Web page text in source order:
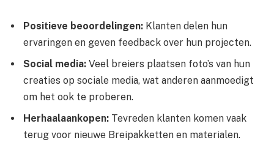
Positieve beoordelingen: Klanten delen hun
ervaringen en geven feedback over hun projecten.
Social media: Veel breiers plaatsen foto’s van hun
creaties op sociale media, wat anderen aanmoedigt
om het ook te proberen.
Herhaalaankopen: Tevreden klanten komen vaak
terug voor nieuwe Breipakketten en materialen.